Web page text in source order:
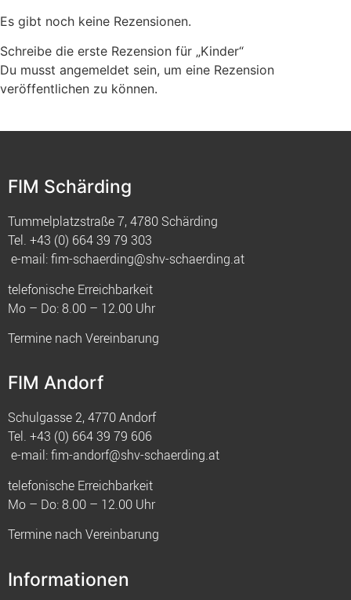
Es gibt noch keine Rezensionen.
Schreibe die erste Rezension für „Kinder“
Du musst angemeldet sein, um eine Rezension
veröffentlichen zu können.
FIM Schärding
Tummelplatzstraße 7, 4780 Schärding
Tel. +43 (0) 664 39 79 303
e-mail:fim-schaerding@shv-schaerding.at
telefonische Erreichbarkeit
Mo – Do: 8.00 – 12.00 Uhr
Termine nach Vereinbarung
FIM Andorf
Schulgasse 2, 4770 Andorf
Tel. +43 (0) 664 39 79 606
e-mail:fim-andorf@shv-schaerding.at
telefonische Erreichbarkeit
Mo – Do: 8.00 – 12.00 Uhr
Termine nach Vereinbarung
Informationen